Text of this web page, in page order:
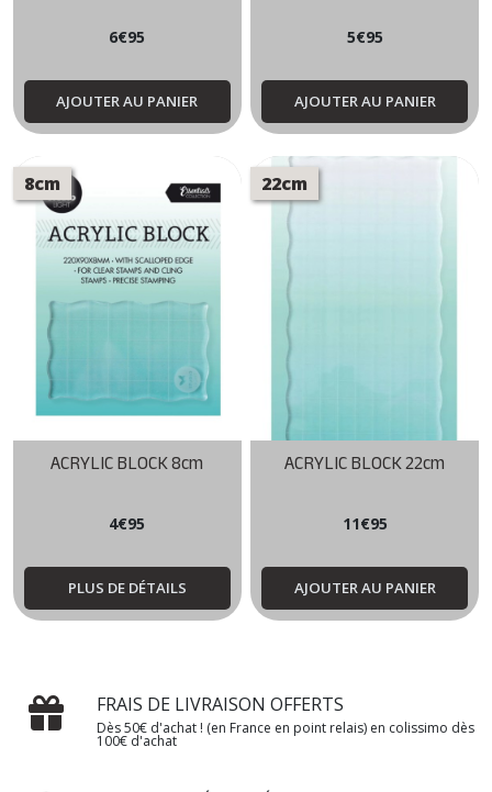
6€95
AJOUTER AU PANIER
5€95
AJOUTER AU PANIER
8cm
ACRYLIC BLOCK 8cm
4€95
PLUS DE DÉTAILS
22cm
ACRYLIC BLOCK 22cm
11€95
AJOUTER AU PANIER
FRAIS DE LIVRAISON OFFERTS
Dès 50€ d'achat ! (en France en point relais) en colissimo dès
100€ d'achat